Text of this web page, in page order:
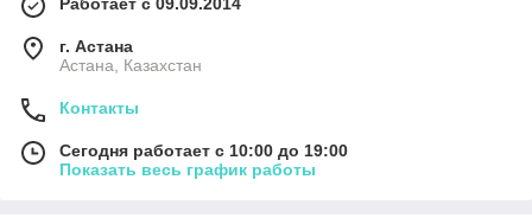
Работает с 09.09.2014
г. Астана
Астана, Казахстан
Контакты
Сегодня работает с 10:00 до 19:00
Показать весь график работы